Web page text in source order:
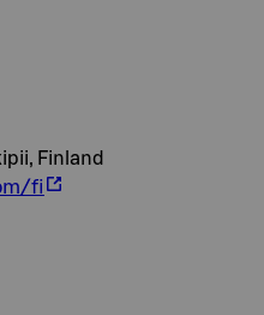
Finland
fi